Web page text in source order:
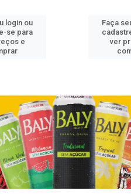
login ou
se para
e
Faça
ver